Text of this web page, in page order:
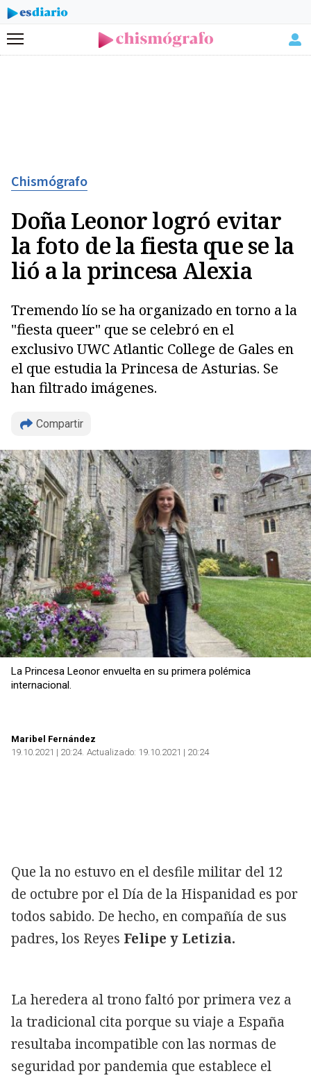
Menú
Chismógrafo
Doña Leonor logró evitar
la foto de la fiesta que se la
lió a la princesa Alexia
Tremendo lío se ha organizado en torno a la
"fiesta queer" que se celebró en el
exclusivo UWC Atlantic College de Gales en
el que estudia la Princesa de Asturias. Se
han filtrado imágenes.
Compartir
Copiar
La Princesa Leonor envuelta en su primera polémica
internacional.
Maribel Fernández
19.10.2021 | 20:24 Actualizado: 19.10.2021 | 20:24
Que la no estuvo en el desfile militar del 12
de octubre por el Día de la Hispanidad es por
todos sabido. De hecho, en compañía de sus
padres, los Reyes Felipe y Letizia.
La heredera al trono faltó por primera vez a
la tradicional cita porque su viaje a España
resultaba incompatible con las normas de
seguridad por pandemia que establece el